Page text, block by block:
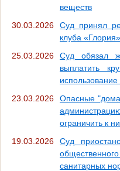
веществ
30.03.2026
Суд принял
клуба
25.03.2026
Суд обязал
выплатить
использование
23.03.2026
Опасные
ограничить к
19.03.2026
Суд
санитарных